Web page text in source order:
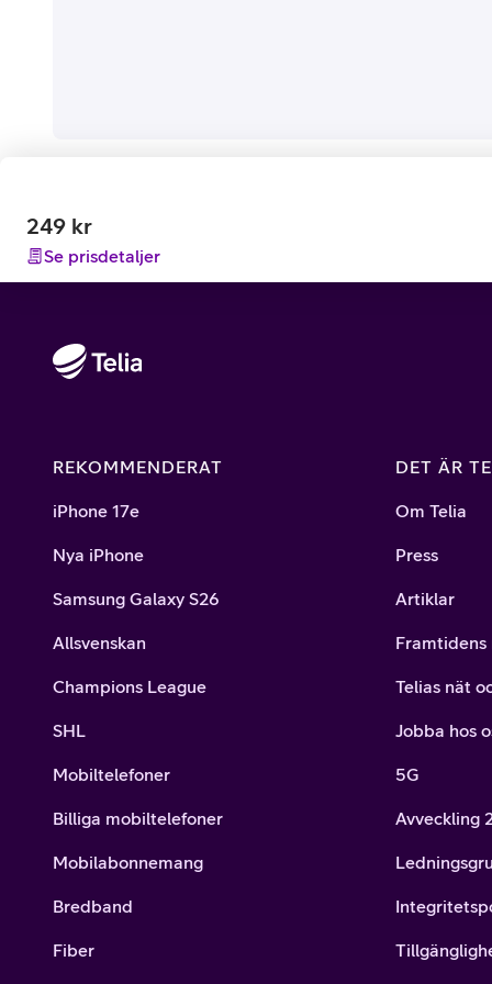
249 kr
Se prisdetaljer
REKOMMENDERAT
iPhone 17e
Nya iPhone
Samsung Galaxy S26
Allsvenskan
Champions League
SHL
Mobiltelefoner
Billiga mobiltelefoner
Mobilabonnemang
Bredband
Fiber
DET ÄR
Om Telia
Press
Artiklar
Framtidens
Telias nät
Jobba hos
5G
Avveckling